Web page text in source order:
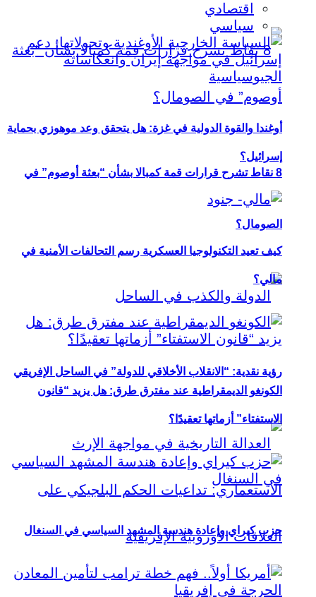
8 نقاط تشرح قرارات قمة كمبالا بشأن “بعثة أوصوم” في
الصومال؟
رؤية نقدية: “الانقلاب الأخلاقي للدولة” في الساحل الإفريقي
اقتصادي
سياسي
أوغندا والقوة الدولية في غزة: هل يتحقق وعد موهوزي بحماية
إسرائيل؟
كيف تعيد التكنولوجيا العسكرية رسم التحالفات الأمنية في
مالي؟
الكونغو الديمقراطية عند مفترق طرق: هل يزيد “قانون
الاستفتاء” أزماتها تعقيدًا؟
حزب كيراي وإعادة هندسة المشهد السياسي في السنغال